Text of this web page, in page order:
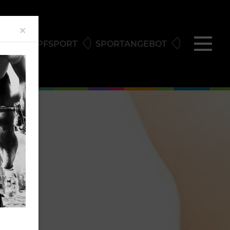
SPORTANGEBOT
KAMPFSPORT
×